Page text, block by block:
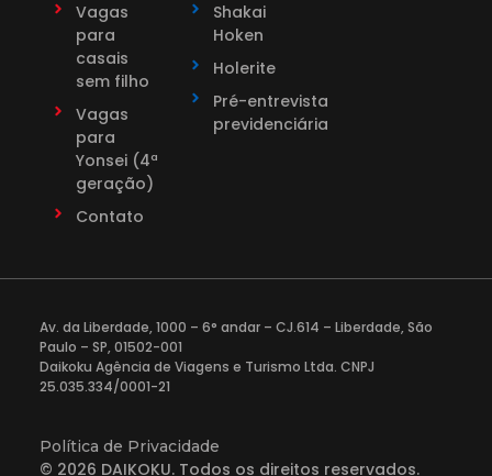
Vagas
para
casais
sem filho
Vagas
para
Yonsei (4ª
geração)
Contato
Shakai
Hoken
Holerite
Pré-entrevista
previdenciária
Av. da Liberdade, 1000 – 6° andar – CJ.614 – Liberdade, São
Paulo – SP, 01502-001
Daikoku Agência de Viagens e Turismo Ltda. CNPJ
25.035.334/0001-21
Política de Privacidade
© 2026 DAIKOKU. Todos os direitos reservados.